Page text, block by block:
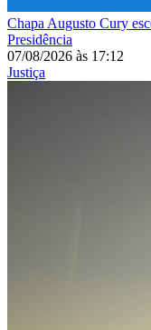
Chapa Augusto Cury
Presidência
07/08/2026 às 17:12
Justiça